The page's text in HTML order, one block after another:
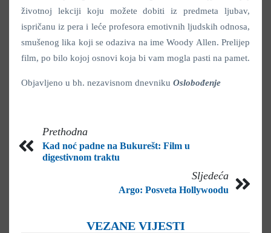
životnoj lekciji koju možete dobiti iz predmeta ljubav,
ispričanu iz pera i leće profesora emotivnih ljudskih odnosa,
smušenog lika koji se odaziva na ime Woody Allen. Prelijep
film, po bilo kojoj osnovi koja bi vam mogla pasti na pamet.
Objavljeno u bh. nezavisnom dnevniku Oslobođenje
Prethodna
Kad noć padne na Bukurešt: Film u
digestivnom traktu
Sljedeća
Argo: Posveta Hollywoodu
VEZANE VIJESTI